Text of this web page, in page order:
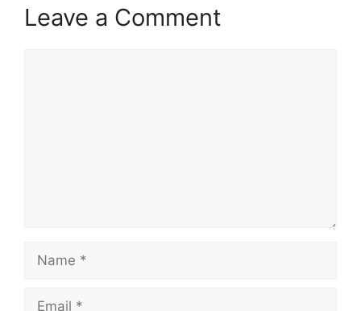
Leave a Comment
Name
Email